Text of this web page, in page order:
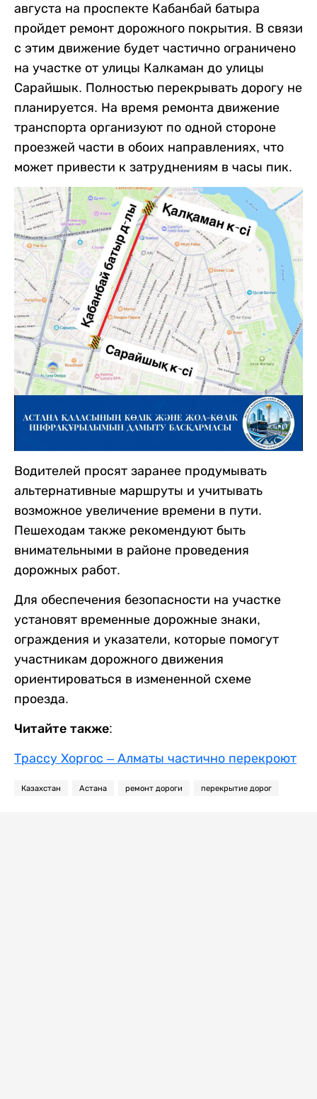
августа на проспекте Кабанбай батыра
пройдет ремонт дорожного покрытия. В связи
с этим движение будет частично ограничено
на участке от улицы Калкаман до улицы
Сарайшык. Полностью перекрывать дорогу не
планируется. На время ремонта движение
транспорта организуют по одной стороне
проезжей части в обоих направлениях, что
может привести к затруднениям в часы пик.
Водителей просят заранее продумывать
альтернативные маршруты и учитывать
возможное увеличение времени в пути.
Пешеходам также рекомендуют быть
внимательными в районе проведения
дорожных работ.
Для обеспечения безопасности на участке
установят временные дорожные знаки,
ограждения и указатели, которые помогут
участникам дорожного движения
ориентироваться в измененной схеме
проезда.
Читайте также:
Трассу Хоргос – Алматы частично перекроют
Казахстан Астана ремонт дороги перекрытие дорог